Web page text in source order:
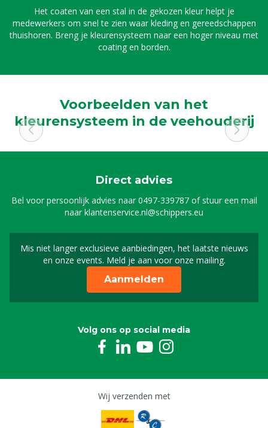
Het coaten van een stal in de gekozen kleur helpt je
medewerkers om snel te zien waar kleding en gereedschappen
thuishoren. Breng je kleurensysteem naar een hoger niveau met
coating en borden.
Voorbeelden van het
kleurensysteem in de veehouderij
Direct advies
Bel voor persoonlijk advies naar0497-339787of stuur een mail
naarklantenservice.nl@schippers.eu
Mis niet langer exclusieve aanbiedingen, het laatste nieuws
en onze events. Meld je aan voor onze mailing.
Schrijf je in voor onze
Aanmelden
Volg ons op social media
Wij verzenden met